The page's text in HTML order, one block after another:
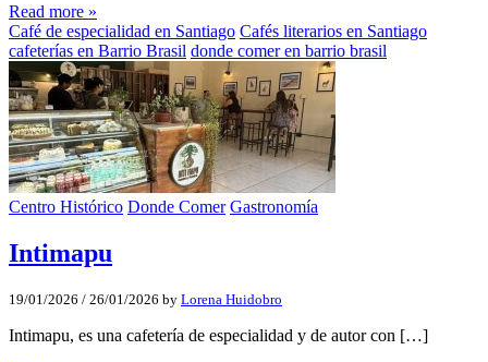
Read more »
Café de especialidad en Santiago Cafés literarios en Santiago
cafeterías en Barrio Brasil donde comer en barrio brasil
Centro Histórico Donde Comer Gastronomía
Intimapu
19/01/2026 / 26/01/2026 by Lorena Huidobro
Intimapu, es una cafetería de especialidad y de autor con […]